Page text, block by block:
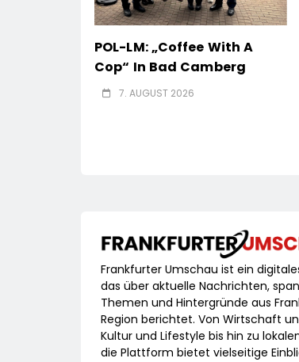
POL-LM: „Coffee With A
Cop“ In Bad Camberg
7. AUGUST 2026
Frankfurter Umschau ist ein
das über aktuelle Nachrichten,
Themen und Hintergründe aus
Region berichtet. Von Wirtschaft
Kultur und Lifestyle bis hin zu
die Plattform bietet vielseitige